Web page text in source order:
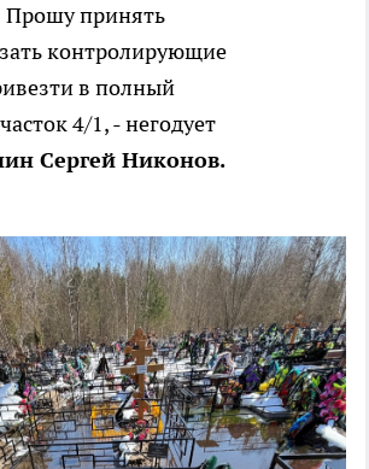
Прошу принять
контролирующие
в полный
4/1, - негодует
Сергей Никонов.